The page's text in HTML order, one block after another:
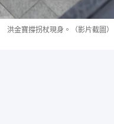
洪金寶撐拐杖現身。（影片截圖）